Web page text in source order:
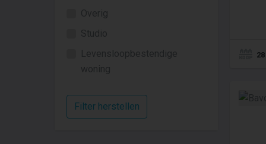
Overig
Studio
Levensloopbestendige
woning
Filter herstellen
28